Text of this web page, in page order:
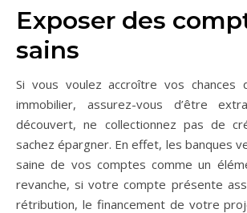
Exposer des
sains
Si vous voulez accroître vos chances
immobilier, assurez-vous d’être
découvert, ne collectionnez pas de
sachez épargner. En effet, les banques
saine de vos comptes comme un
revanche, si votre compte présente
rétribution, le financement de votre